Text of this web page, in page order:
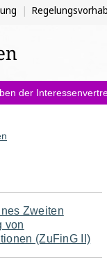
der
Zweiten
von
(ZuFinG II)